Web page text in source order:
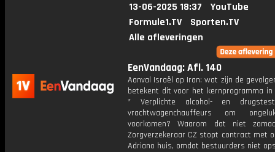
13-06-2025 18:37
YouTube
Formule1.TV
Sporten.TV
Alle afleveringen
EenVandaag: Afl. 140
Aanval Israël op Iran: wat zijn de
betekent dit voor het kernprogramma in
* Verplichte alcohol- en
vrachtwagenchauffeurs om
voorkomen? Waarom dat niet
Zorgverzekeraar CZ stopt contract met
Adriano huis, omdat bestuurders niet